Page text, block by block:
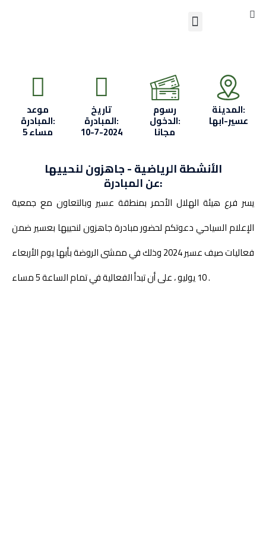
Menu
موعد
المبادرة:
5 مساء
تاريخ
المبادرة:
10-7-2024
رسوم
الدخول:
مجانا
المدينة:
عسير-ابها
الأنشطة الرياضية - جاهزون لنحييها
عن المبادرة:
يسر فرع هيئة الهلال الأحمر بمنطقة عسير وبالتعاون مع جمعية
الإعلام السياحي دعوتكم لحضور مبادرة جاهزون لنحييها بعسير ضمن
فعاليات صيف عسير 2024 وذلك في ممشى الروضة بأبها يوم الأربعاء
10 يوليو ، على أن تبدأ الفعالية في تمام الساعة 5 مساء .